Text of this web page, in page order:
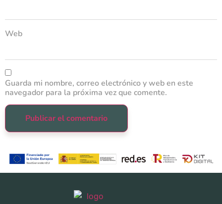
Web
Guarda mi nombre, correo electrónico y web en este
navegador para la próxima vez que comente.